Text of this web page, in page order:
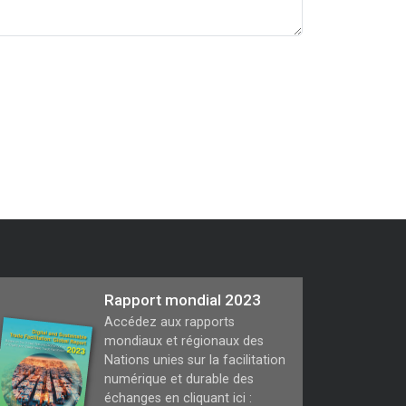
Rapport mondial 2023
Accédez aux rapports
mondiaux et régionaux des
Nations unies sur la facilitation
numérique et durable des
échanges en cliquant ici :